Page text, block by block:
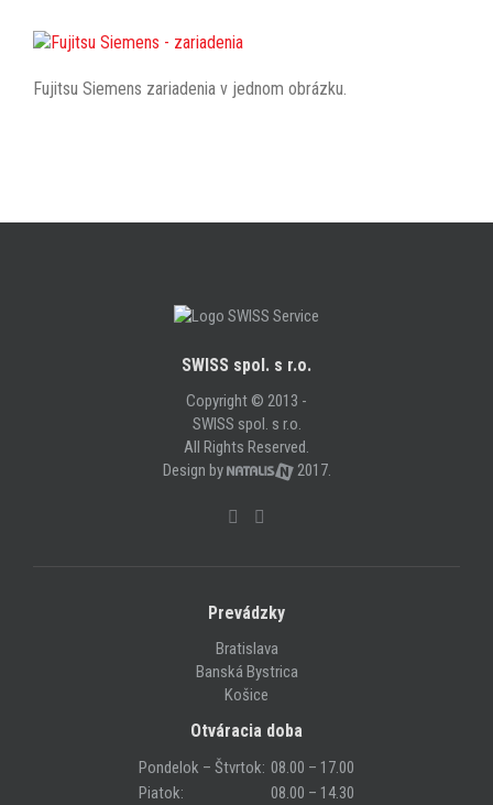
Fujitsu Siemens zariadenia v jednom obrázku.
SWISS spol. s r.o.
Copyright © 2013 -
SWISS spol. s r.o.
All Rights Reserved.
Design by
2017.
Prevádzky
Bratislava
Banská Bystrica
Košice
Otváracia doba
Pondelok – Štvrtok: 08.00 – 17.00
Piatok:
08.00 – 14.30